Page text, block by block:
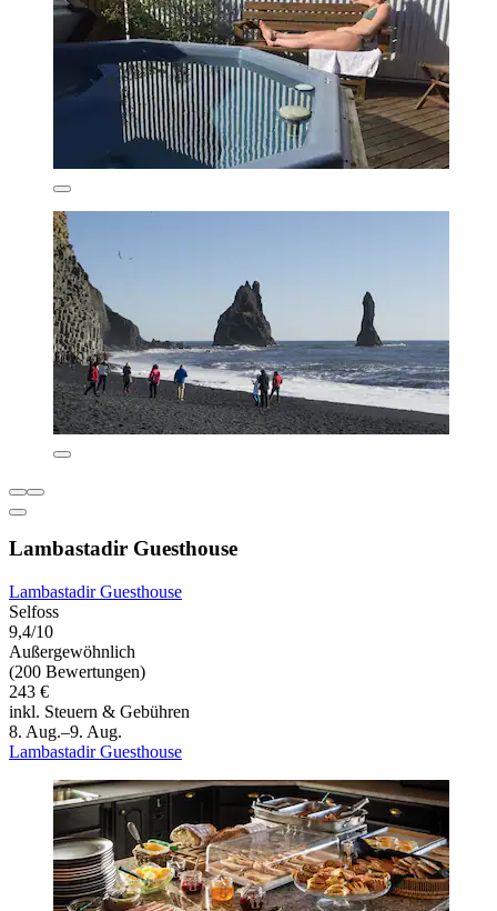
Lambastadir Guesthouse
Lambastadir Guesthouse
Selfoss
9,4/10
Außergewöhnlich
(200 Bewertungen)
243 €
inkl. Steuern & Gebühren
8. Aug.–9. Aug.
Lambastadir Guesthouse